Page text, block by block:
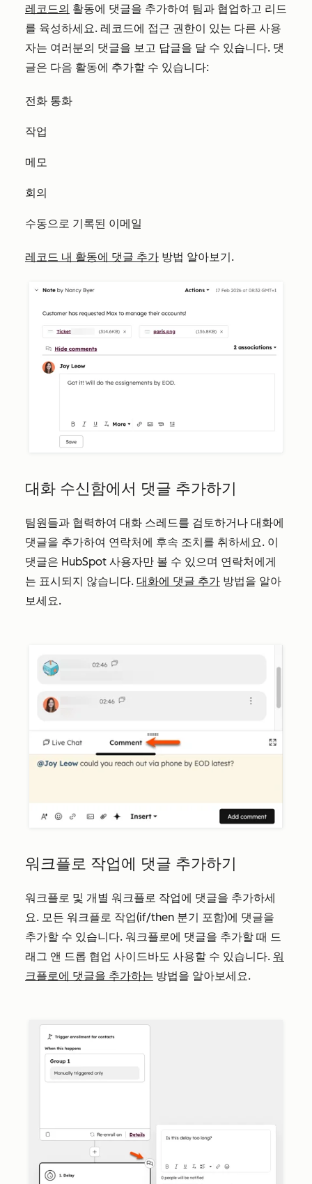
레코드의 활동에 댓글을 추가하여 팀과 협업하고 리드
를 육성하세요. 레코드에 접근 권한이 있는 다른 사용
자는 여러분의 댓글을 보고 답글을 달 수 있습니다. 댓
글은 다음 활동에 추가할 수 있습니다:
전화 통화
작업
메모
회의
수동으로 기록된 이메일
레코드 내 활동에 댓글 추가 방법 알아보기.
대화 수신함에서 댓글 추가하기
팀원들과 협력하여 대화 스레드를 검토하거나 대화에
댓글을 추가하여 연락처에 후속 조치를 취하세요. 이
댓글은 HubSpot 사용자만 볼 수 있으며 연락처에게
는 표시되지 않습니다. 대화에 댓글 추가 방법을 알아
보세요.
워크플로 작업에 댓글 추가하기
워크플로 및 개별 워크플로 작업에 댓글을 추가하세
요. 모든 워크플로 작업(if/then 분기 포함)에 댓글을
추가할 수 있습니다. 워크플로에 댓글을 추가할 때 드
래그 앤 드롭 협업 사이드바도 사용할 수 있습니다. 워
크플로에 댓글을 추가하는 방법을 알아보세요.